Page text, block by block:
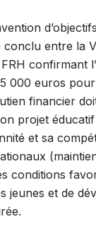
conclu entre la
confirmant
000 euros
financier
projet
et sa
conditions
jeunes et de